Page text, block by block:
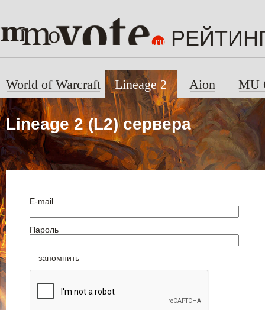
Lineage 2 (L2) сервера
World of Warcraft Lineage 2 Aion MU
E-mail
Пароль
запомнить